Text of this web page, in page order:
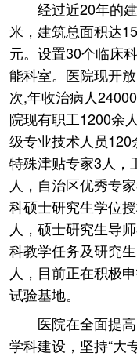
经过近20年的
米，建筑总面积达
元。设置30个临床
能科室。医院现开
次,年收治病人
院现有职工1200余
级专业技术人员
特殊津贴专家3人，
人，自治区优秀专
科硕士研究生学位
人，硕士研究生导
科教学任务及研究
人，目前正在积极
试验基地。
医院在全面提
学科建设，坚持“大